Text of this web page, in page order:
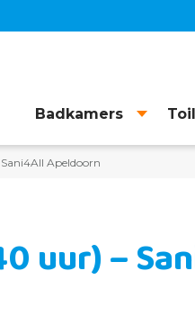
Badkamers
Apeldoorn
uur) –